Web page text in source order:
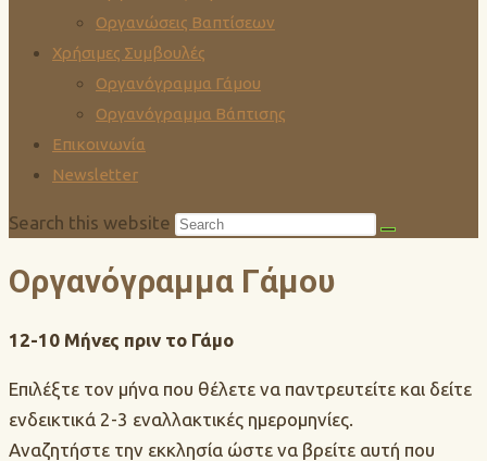
Οργανώσεις Βαπτίσεων
Χρήσιμες Συμβουλές
Οργανόγραμμα Γάμου
Οργανόγραμμα Βάπτισης
Επικοινωνία
Newsletter
Search this website
Οργανόγραμμα Γάμου
12-10 Μήνες πριν το Γάμο
Επιλέξτε τον μήνα που θέλετε να παντρευτείτε και δείτε
ενδεικτικά 2-3 εναλλακτικές ημερομηνίες.
Αναζητήστε την εκκλησία ώστε να βρείτε αυτή που